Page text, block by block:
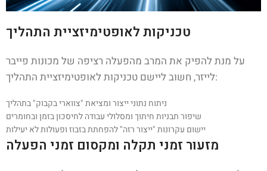
טכניקות לאופטימיזציית התהליך
על מנת להפיק את המרב מהפעלה רציפה של מכונות פייבר
לייזר, חשוב ליישם טכניקות לאופטימיזציית התהליך:
ניתוח נתוני ייצור ומציאת "צווארי בקבוק" בתהליך
שיפור תבניות חיתוך ומסלולי עבודה לחיסכון בזמן ובחומרים
יישום עקרונות "ייצור רזה" להפחתת בזבוז ופעולות לא יעילות
מזעור זמני תקלה ומקסום זמני הפעלה